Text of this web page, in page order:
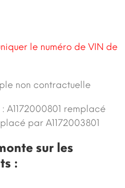
le numéro de VIN de
non contractuelle
A1172000801 remplacé
par A1172003801
sur les
: